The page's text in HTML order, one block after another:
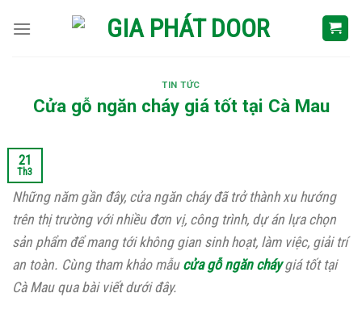
TIN TỨC
Cửa gỗ ngăn cháy giá tốt tại Cà Mau
21
Th3
Những năm gần đây, cửa ngăn cháy đã trở thành xu hướng
trên thị trường với nhiều đơn vị, công trình, dự án lựa chọn
sản phẩm để mang tới không gian sinh hoạt, làm việc, giải trí
an toàn. Cùng tham khảo mẫu cửa gỗ ngăn cháygiá tốt tại
Cà Mau qua bài viết dưới đây.